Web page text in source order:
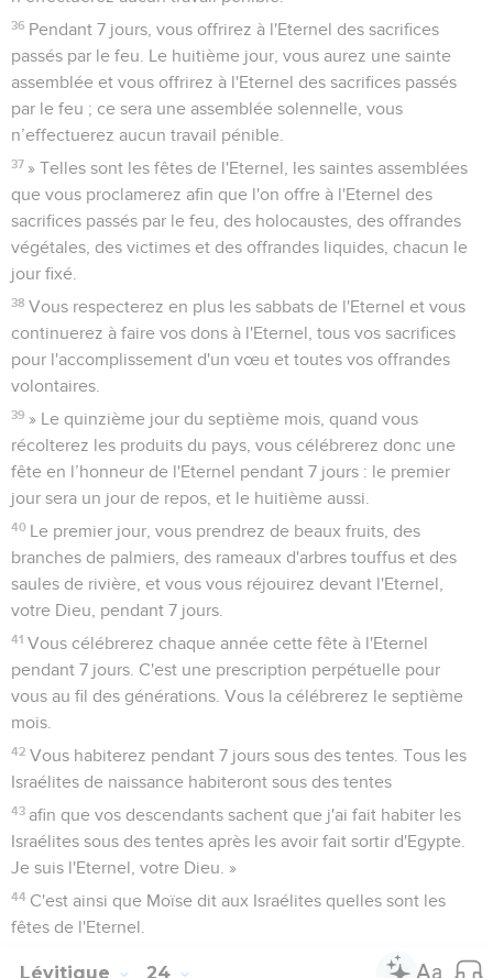
36 Pendant 7 jours, vous offrirez à l'Eternel des sacrifices
passés par le feu. Le huitième jour, vous aurez une sainte
assemblée et vous offrirez à l'Eternel des sacrifices passés
par le feu ; ce sera une assemblée solennelle, vous
n’effectuerez aucun travail pénible.
37 » Telles sont les fêtes de l'Eternel, les saintes assemblées
que vous proclamerez afin que l'on offre à l'Eternel des
sacrifices passés par le feu, des holocaustes, des offrandes
végétales, des victimes et des offrandes liquides, chacun le
jour fixé.
38 Vous respecterez en plus les sabbats de l'Eternel et vous
continuerez à faire vos dons à l'Eternel, tous vos sacrifices
pour l'accomplissement d'un vœu et toutes vos offrandes
volontaires.
39 » Le quinzième jour du septième mois, quand vous
récolterez les produits du pays, vous célébrerez donc une
fête en l’honneur de l'Eternel pendant 7 jours : le premier
jour sera un jour de repos, et le huitième aussi.
40 Le premier jour, vous prendrez de beaux fruits, des
branches de palmiers, des rameaux d'arbres touffus et des
saules de rivière, et vous vous réjouirez devant l'Eternel,
votre Dieu, pendant 7 jours.
41 Vous célébrerez chaque année cette fête à l'Eternel
pendant 7 jours. C'est une prescription perpétuelle pour
vous au fil des générations. Vous la célébrerez le septième
mois.
42 Vous habiterez pendant 7 jours sous des tentes. Tous les
Israélites de naissance habiteront sous des tentes
43 afin que vos descendants sachent que j'ai fait habiter les
Israélites sous des tentes après les avoir fait sortir d'Egypte.
Je suis l'Eternel, votre Dieu. »
44 C'est ainsi que Moïse dit aux Israélites quelles sont les
fêtes de l'Eternel.
Lévitique 24